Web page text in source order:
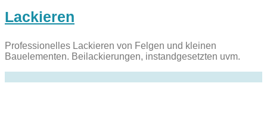
Lackieren
Professionelles Lackieren von Felgen und kleinen
Bauelementen. Beilackierungen, instandgesetzten uvm.